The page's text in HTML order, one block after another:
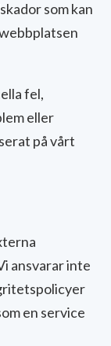
som kan
fel,
eller
på vårt
ansvarar inte
en service